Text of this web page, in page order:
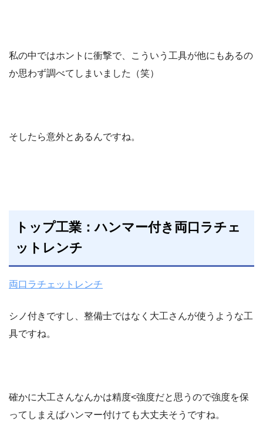
私の中ではホントに衝撃で、こういう工具が他にもあるの
か思わず調べてしまいました（笑）
そしたら意外とあるんですね。
トップ工業：ハンマー付き両口ラチェ
ットレンチ
両口ラチェットレンチ
シノ付きですし、整備士ではなく大工さんが使うような工
具ですね。
確かに大工さんなんかは精度<強度だと思うので強度を保
ってしまえばハンマー付けても大丈夫そうですね。